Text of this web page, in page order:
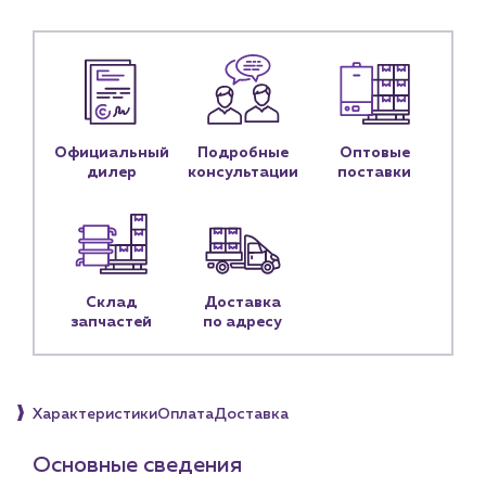
Контакты
Контактные данные
Чат-бот
+7 (918) 070-19-79
sales@profpotok.ru
Официальный
дилер
Подробные
консультации
Оптовые
поставки
Склад
запчастей
Доставка
по адресу
ХарактеристикиОплатаДоставка
Основные сведения